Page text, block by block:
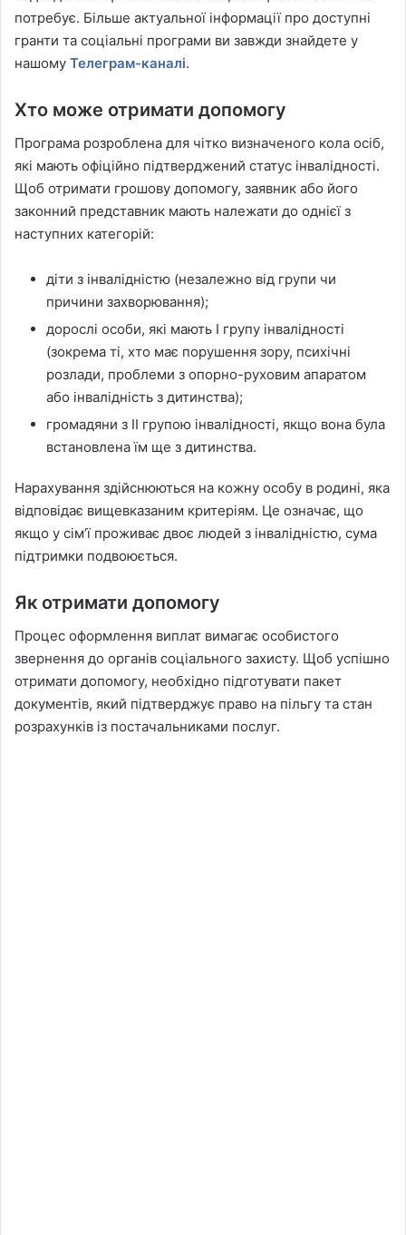
потребує. Більше актуальної інформації про доступні
гранти та соціальні програми ви завжди знайдете у
нашому Телеграм-каналі.
Хто може отримати допомогу
Програма розроблена для чітко визначеного кола осіб,
які мають офіційно підтверджений статус інвалідності.
Щоб отримати грошову допомогу, заявник або його
законний представник мають належати до однієї з
наступних категорій:
діти з інвалідністю (незалежно від групи чи
причини захворювання);
дорослі особи, які мають I групу інвалідності
(зокрема ті, хто має порушення зору, психічні
розлади, проблеми з опорно-руховим апаратом
або інвалідність з дитинства);
громадяни з II групою інвалідності, якщо вона була
встановлена їм ще з дитинства.
Нарахування здійснюються на кожну особу в родині, яка
відповідає вищевказаним критеріям. Це означає, що
якщо у сім’ї проживає двоє людей з інвалідністю, сума
підтримки подвоюється.
Як отримати допомогу
Процес оформлення виплат вимагає особистого
звернення до органів соціального захисту. Щоб успішно
отримати допомогу, необхідно підготувати пакет
документів, який підтверджує право на пільгу та стан
розрахунків із постачальниками послуг.